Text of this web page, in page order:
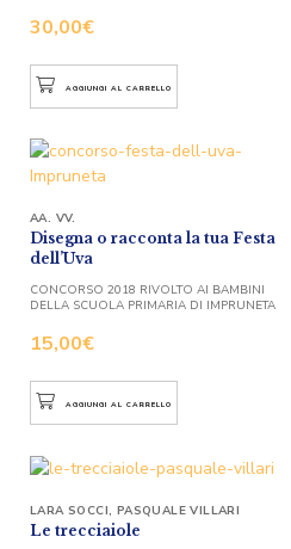
30,00€
AGGIUNGI AL CARRELLO
Disegna o racconta la tua Festa
dell’Uva
15,00€
AA. VV.
CONCORSO 2018 RIVOLTO AI BAMBINI
DELLA SCUOLA PRIMARIA DI IMPRUNETA
AGGIUNGI AL CARRELLO
Le trecciaiole
LARA SOCCI, PASQUALE VILLARI